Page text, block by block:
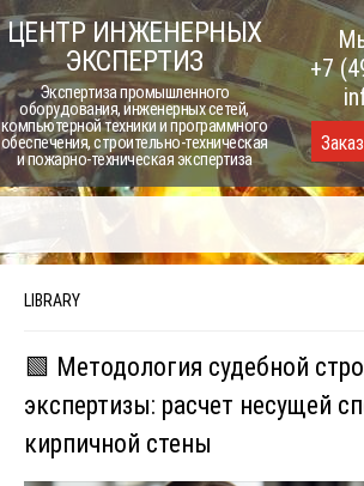
Skip
to
content
ЦЕНТР ИНЖЕНЕРНЫХ
ЭКСПЕРТИЗ
Экспертиза промышленного
оборудования, инженерных сетей,
компьютерной техники и программного
обеспечения, строительно-техническая
и пожарно-техническая экспертиза
+7
LIBRARY
🟩 Методология судебной
экспертизы: расчет несущей
кирпичной стены